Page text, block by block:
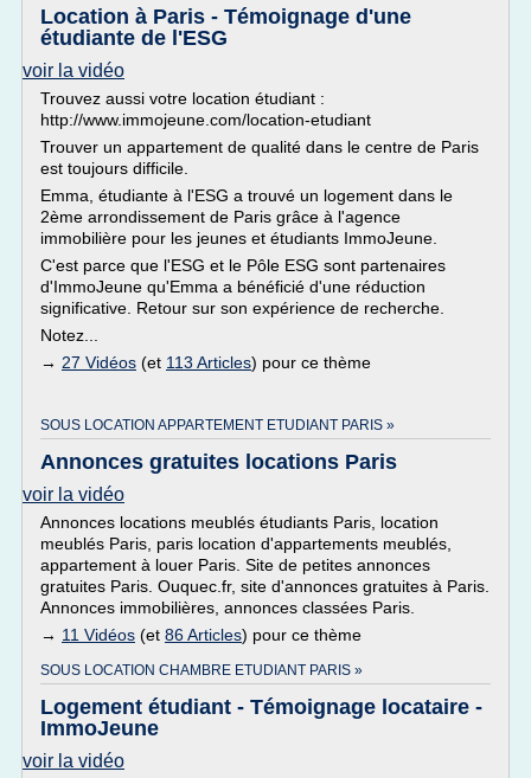
Location à Paris - Témoignage d'une
étudiante de l'ESG
voir la vidéo
Trouvez aussi votre location étudiant :
http://www.immojeune.com/location-etudiant
Trouver un appartement de qualité dans le centre de Paris
est toujours difficile.
Emma, étudiante à l'ESG a trouvé un logement dans le
2ème arrondissement de Paris grâce à l'agence
immobilière pour les jeunes et étudiants ImmoJeune.
C'est parce que l'ESG et le Pôle ESG sont partenaires
d'ImmoJeune qu'Emma a bénéficié d'une réduction
significative. Retour sur son expérience de recherche.
Notez...
→ 27 Vidéos (et 113 Articles) pour ce thème
SOUS LOCATION APPARTEMENT ETUDIANT PARIS »
Annonces gratuites locations Paris
voir la vidéo
Annonces locations meublés étudiants Paris, location
meublés Paris, paris location d'appartements meublés,
appartement à louer Paris. Site de petites annonces
gratuites Paris. Ouquec.fr, site d'annonces gratuites à Paris.
Annonces immobilières, annonces classées Paris.
→ 11 Vidéos (et 86 Articles) pour ce thème
SOUS LOCATION CHAMBRE ETUDIANT PARIS »
Logement étudiant - Témoignage locataire -
ImmoJeune
voir la vidéo